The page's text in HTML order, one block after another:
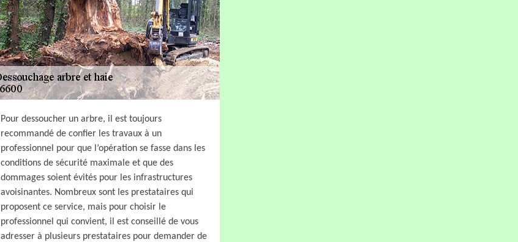
Pour dessoucher un arbre, il est toujours
recommandé de confier les travaux à un
professionnel pour que l’opération se fasse dans les
conditions de sécurité maximale et que des
dommages soient évités pour les infrastructures
avoisinantes. Nombreux sont les prestataires qui
proposent ce service, mais pour choisir le
professionnel qui convient, il est conseillé de vous
adresser à plusieurs prestataires pour demander de